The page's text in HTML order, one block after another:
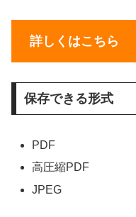
詳しくはこちら
保存できる形式
PDF
高圧縮PDF
JPEG